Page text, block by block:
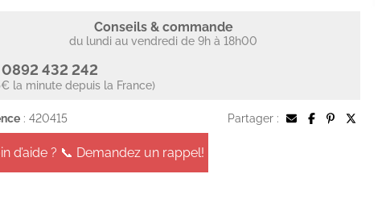
Conseils & commande
du lundi au vendredi de 9h à 18h00
0892 432 242
la minute depuis la France)
: 420415 Partager :
d’aide ? 📞 Demandez un rappel!